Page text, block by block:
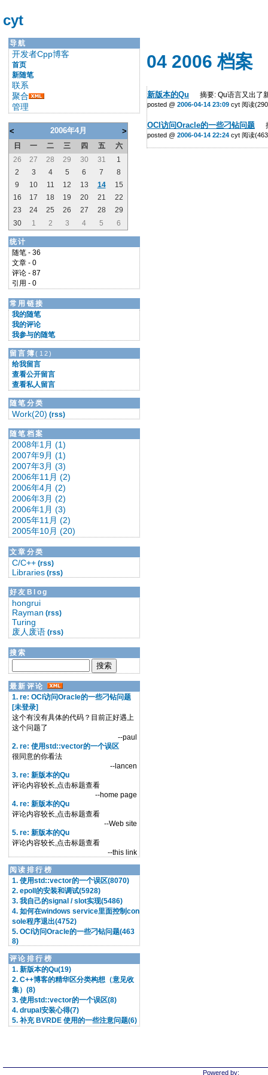
cyt
导航
开发者Cpp博客
首页
新随笔
联系
聚合
管理
< 2006年4月 >
日 一 二 三 四 五
六
26
27 28 29 30 31
1
2
3 4 5 6 7
8
9
10 11 12 13 14
15
16
17 18 19 20 21
22
23
24 25 26 27 28
29
30
1 2 3 4 5 6
统计
随笔 - 36
文章 - 0
评论 - 87
引用 - 0
常用链接
我的随笔
我的评论
我参与的随笔
留言簿(12)
给我留言
查看公开留言
查看私人留言
随笔分类
Work(20) (rss)
随笔档案
2008年1月 (1)
2007年9月 (1)
2007年3月 (3)
2006年11月 (2)
2006年4月 (2)
2006年3月 (2)
2006年1月 (3)
2005年11月 (2)
2005年10月 (20)
文章分类
C/C++ (rss)
Libraries (rss)
好友Blog
hongrui
Rayman (rss)
Turing
废人废语 (rss)
搜索
最新评论
1. re: OCI访问Oracle的一些刁钻问题
[未登录]
这个有没有具体的代码？目前正好遇上
这个问题了
--paul
2. re: 使用std::vector的一个误区
很同意的你看法
--lancen
3. re: 新版本的Qu
评论内容较长,点击标题查看
--home page
4. re: 新版本的Qu
评论内容较长,点击标题查看
--Web site
5. re: 新版本的Qu
评论内容较长,点击标题查看
--this link
阅读排行榜
1. 使用std::vector的一个误区(8070)
2. epoll的安装和调试(5928)
3. 我自己的signal / slot实现(5486)
4. 如何在windows service里面控制con
sole程序退出(4752)
5. OCI访问Oracle的一些刁钻问题(463
8)
评论排行榜
1. 新版本的Qu(19)
2. C++博客的精华区分类构想（意见收
集）(8)
3. 使用std::vector的一个误区(8)
4. drupal安装心得(7)
5. 补充 BVRDE 使用的一些注意问题(6)
04 2006 档案
新版本的Qu 摘要: Qu语言又出了
posted @ 2006-04-14 23:09 cyt 阅读
OCI访问Oracle的一些刁钻问题
posted @ 2006-04-14 22:24 cyt 阅读
Powered by: